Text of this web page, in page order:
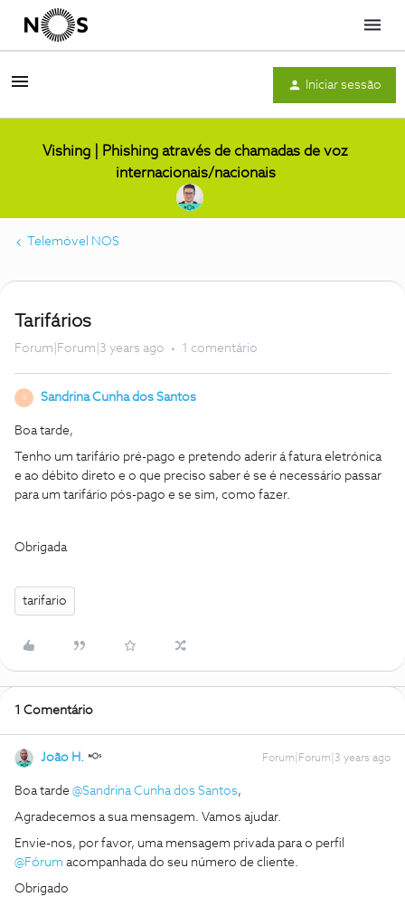
Menu
Iniciar sessão
Vishing | Phishing através de chamadas de voz
internacionais/nacionais
Telemóvel NOS
Tarifários
Forum|Forum|3 years ago 1 comentário
S Sandrina Cunha dos Santos
Boa tarde,
Tenho um tarifário pré-pago e pretendo aderir á fatura eletrónica
e ao débito direto e o que preciso saber é se é necessário passar
para um tarifário pós-pago e se sim, como fazer.
Obrigada
tarifario
1 Comentário
João H. Forum|Forum|3 years ago
Boa tarde @Sandrina Cunha dos Santos,
Agradecemos a sua mensagem. Vamos ajudar.
Envie-nos, por favor, uma mensagem privada para o perfil
@Fórum acompanhada do seu número de cliente.
Obrigado